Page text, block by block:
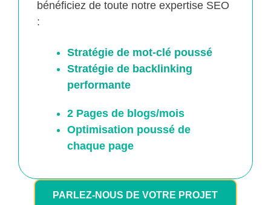
bénéficiez de toute notre expertise SEO
:
Stratégie de mot-clé poussé
Stratégie de backlinking
performante
2 Pages de blogs/mois
Optimisation poussé de
chaque page
PARLEZ-NOUS DE VOTRE PROJET